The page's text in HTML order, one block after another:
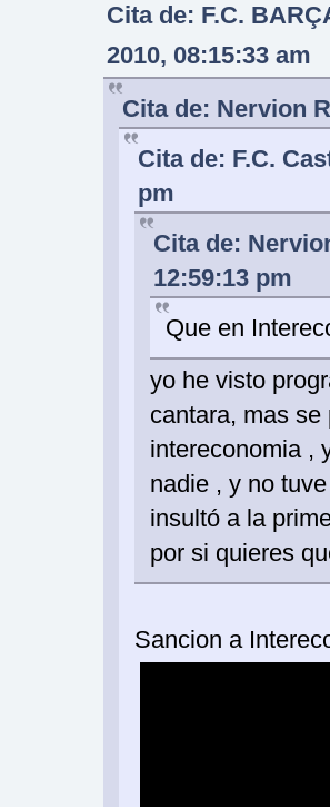
Cita de: F.C.
2010, 08:15:33 am
Cita de: Nervion
Cita de: F.C.
pm
Cita de:
12:59:13 pm
Que en
yo he visto
cantara, mas
intereconomia ,
nadie , y no
insultó a la
por si quieres
Sancion a